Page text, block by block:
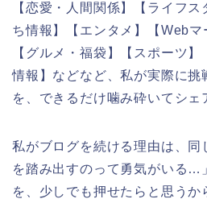
【恋愛・人間関係】【ライフ
ち情報】【エンタメ】【Webマ
【グルメ・福袋】【スポーツ
情報】などなど、私が実際に挑
を、できるだけ噛み砕いてシェ
私がブログを続ける理由は、同
を踏み出すのって勇気がいる…
を、少しでも押せたらと思うか